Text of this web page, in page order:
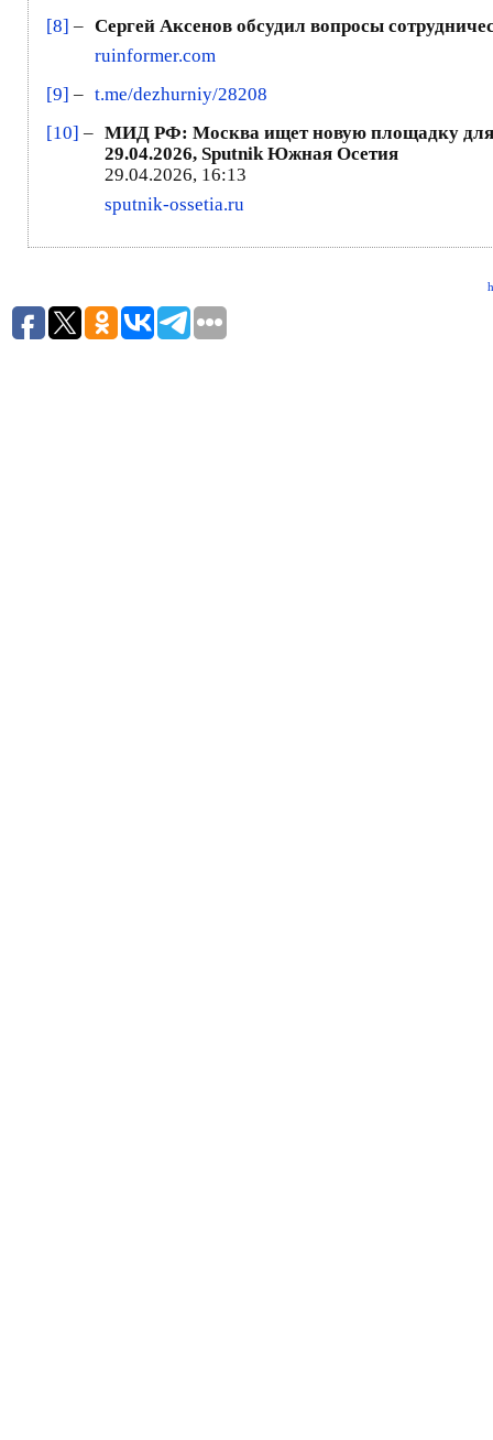
[8] – Сергей Аксенов обсудил вопросы
ruinformer.com
[9] – t.me/dezhurniy/28208
[10] – МИД РФ: Москва ищет новую площадку для
29.04.2026, Sputnik Южная Осетия
29.04.2026, 16:13
sputnik-ossetia.ru